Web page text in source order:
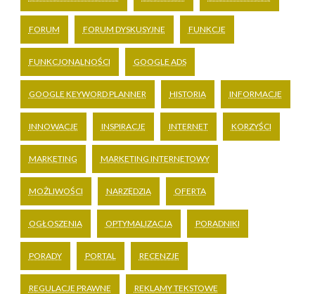
FORUM FORUM DYSKUSYJNE FUNKCJE
FUNKCJONALNOŚCI GOOGLE ADS
GOOGLE KEYWORD PLANNER HISTORIA INFORMACJE
INNOWACJE INSPIRACJE INTERNET KORZYŚCI
MARKETING MARKETING INTERNETOWY
MOŻLIWOŚCI NARZĘDZIA OFERTA
OGŁOSZENIA OPTYMALIZACJA PORADNIKI
PORADY PORTAL RECENZJE
REGULACJE PRAWNE REKLAMY TEKSTOWE